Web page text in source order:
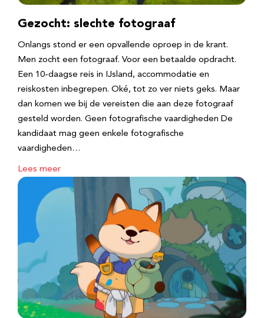
Gezocht: slechte fotograaf
Onlangs stond er een opvallende oproep in de krant.
Men zocht een fotograaf. Voor een betaalde opdracht.
Een 10-daagse reis in IJsland, accommodatie en
reiskosten inbegrepen. Oké, tot zo ver niets geks. Maar
dan komen we bij de vereisten die aan deze fotograaf
gesteld worden. Geen fotografische vaardigheden De
kandidaat mag geen enkele fotografische
vaardigheden…
Lees meer